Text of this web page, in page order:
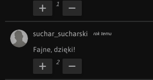
1
suchar_sucharski rok temu
Fajne, dzięki!
2